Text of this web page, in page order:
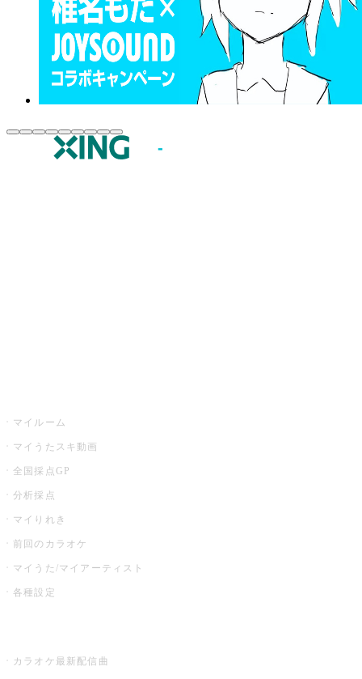
マイルーム
マイうたスキ動画
全国採点GP
分析採点
マイりれき
前回のカラオケ
マイうた/マイアーティスト
各種設定
カラオケ最新配信曲